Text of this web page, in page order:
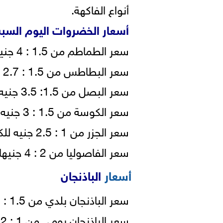
أنواع الفاكهة.
أسعار الخضروات اليوم السبت 15 مايو
سعر الطماطم من 1.5 : 4 جنيه للكيلو
سعر البطاطس من 1.5 : 2.7 جنيه للكيلو
سعر البصل من 1.5: 3.5 جنيه للكيلو
سعر الكوسة من 1.5 : 3 جنيه للكيلو
سعر الجزر من 1 : 2.5 جنيه للكيلو
سعر الفاصوليا من 2 : 4 جنيهات للكيلو
أسعار الباذنجان
سعر الباذنجان بلدي من 1.5 : 2.5 جنيهات للكيلو.
سعر الباذنجان رومي من 1 : 2 جنيه للكيلو.